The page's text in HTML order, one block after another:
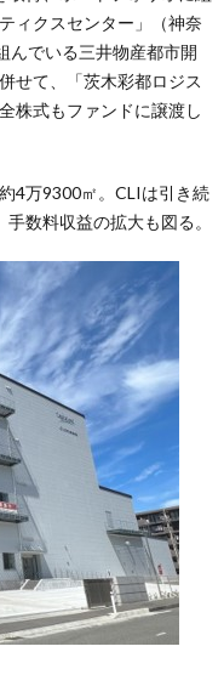
ィクスセンター」（神奈
んでいる三井物産都市開
せて、「茨木彩都ロジス
株式もファンドに譲渡し
4万9300㎡。CLIは引き続
数料収益の拡大も図る。